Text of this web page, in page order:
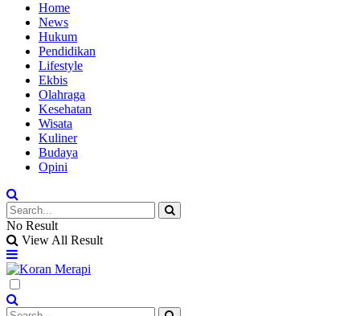
Home
News
Hukum
Pendidikan
Lifestyle
Ekbis
Olahraga
Kesehatan
Wisata
Kuliner
Budaya
Opini
No Result
View All Result